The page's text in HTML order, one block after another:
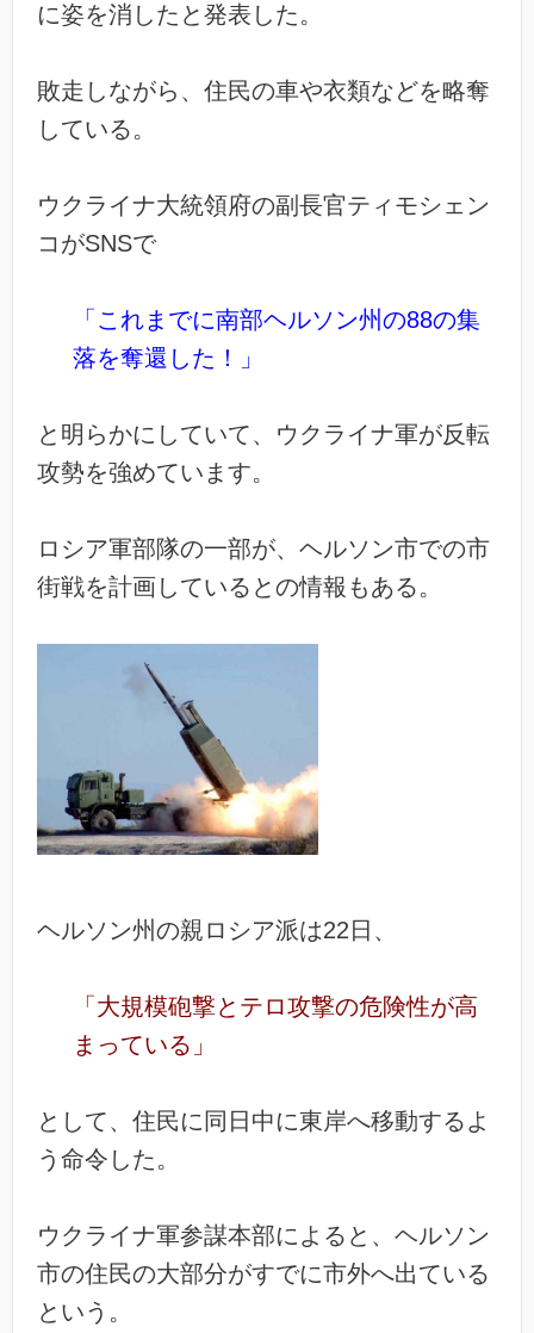
に姿を消したと発表した。
敗走しながら、住民の車や衣類などを略奪
している。
ウクライナ大統領府の副長官ティモシェン
コがSNSで
「これまでに南部ヘルソン州の88の集
落を奪還した！」
と明らかにしていて、ウクライナ軍が反転
攻勢を強めています。
ロシア軍部隊の一部が、ヘルソン市での市
街戦を計画しているとの情報もある。
ヘルソン州の親ロシア派は22日、
「大規模砲撃とテロ攻撃の危険性が高
まっている」
として、住民に同日中に東岸へ移動するよ
う命令した。
ウクライナ軍参謀本部によると、ヘルソン
市の住民の大部分がすでに市外へ出ている
という。